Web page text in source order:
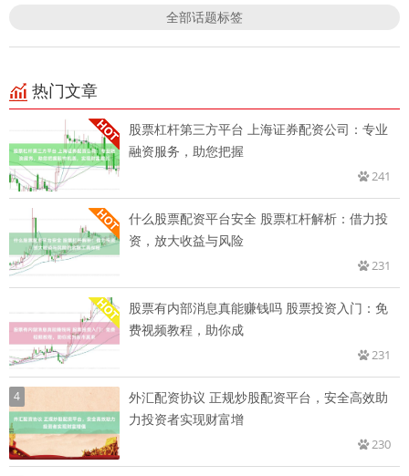
全部话题标签
热门文章
股票杠杆第三方平台 上海证券配资公司：专业
融资服务，助您把握
241
什么股票配资平台安全 股票杠杆解析：借力投
资，放大收益与风险
231
股票有内部消息真能赚钱吗 股票投资入门：免
费视频教程，助你成
231
4
外汇配资协议 正规炒股配资平台，安全高效助
力投资者实现财富增
230